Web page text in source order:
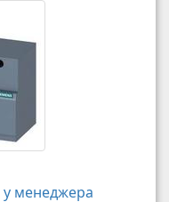
у менеджера